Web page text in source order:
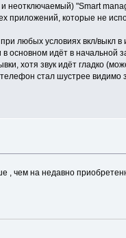
"Smart
приложений, которые не
любых условиях вкл/выкл в
основном идёт в начальной
хотя звук идёт гладко
стал шустрее видимо
, чем на недавно